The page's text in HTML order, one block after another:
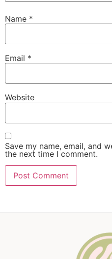
Name *
Email *
Website
Save my name, email, and
the next time I comment.